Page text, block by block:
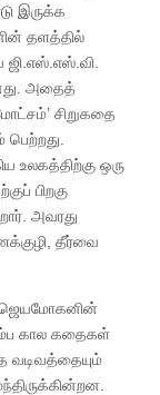
இருக்க
தளத்தில்
ஜி.எஸ்.எஸ்.வி.
அதைத்
சிறுகதை
உலகத்திற்கு ஒரு
பிறகு
அவரது
தீர்வை
ஜெயமோகனின்
கால கதைகள்
வடிவத்தையும்